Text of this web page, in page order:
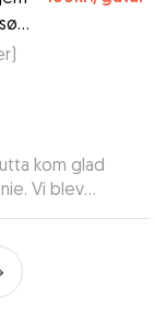
)
Vi blev
det gik
med at Canutta
at se hende så